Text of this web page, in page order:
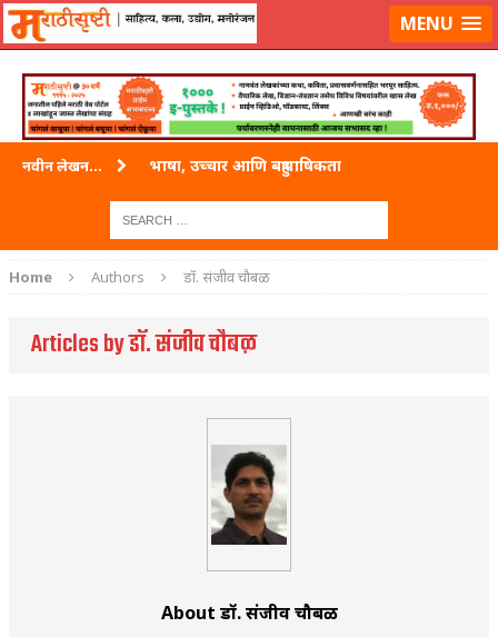
लॉग-इन करा|लेखक नोंदणी कराMENU
नवीन लेखन... भाषा, उच्चार आणि बहुभाषिकता
ताम्र – एक अफलातून धातू (COPPER)
अशी एक कविता लिहू इच्छिते
पुस्तके बदलायची आहेत तुम्हाला!
किती घोषणांचा पाऊस होता
कसं हुईन तं हू माय…
काळजाचे प्रेत
Home Authors डॉ. संजीव चौबळ
Articles by डॉ. संजीव चौबळ
About डॉ. संजीव चौबळ